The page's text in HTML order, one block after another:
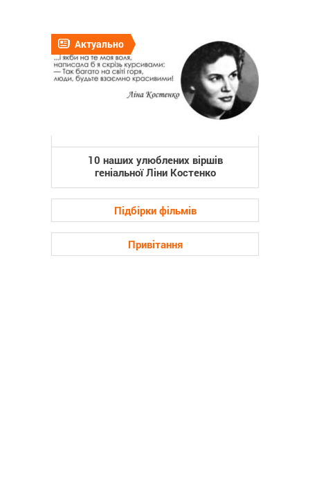
Актуально
10 наших улюблених віршів
геніальної Ліни Костенко
Підбірки фільмів
Привітання